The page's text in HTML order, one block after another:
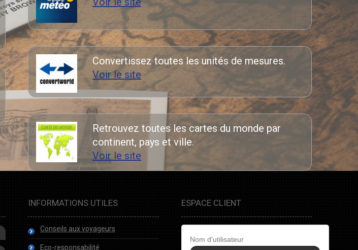
Convertissez toutes les unités de mesures.
Voir le site
Retrouvez toutes les cartes du monde par
continent, pays et ville.
Voir le site
INFORMATIONS UTILES
Conseils aux voyageurs
Eco-responsabilité
ESPACE CLIENT
Nom d'utilisateur